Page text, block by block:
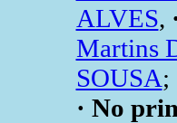
ALVES,
Martins
SOUSA;
· No